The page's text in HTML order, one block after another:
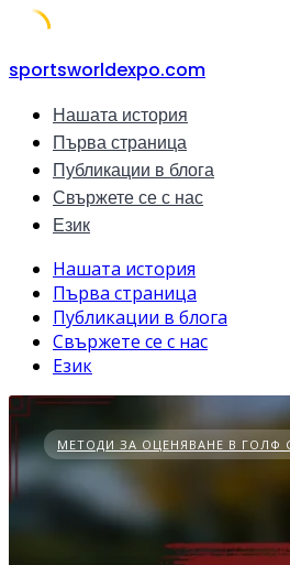
Skip
content
sportsworldexpo.com
Нашата история
Първа страница
Публикации в блога
Свържете се с нас
Език
Нашата история
Първа страница
Публикации в блога
Свържете се с нас
Език
МЕТОДИ ЗА ОЦЕНЯВАНЕ В ГОЛФ